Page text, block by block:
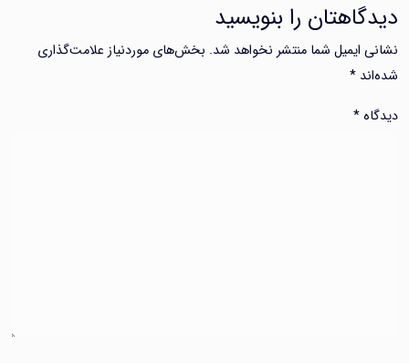
دیدگاهتان را بنویسید
نشانی ایمیل شما منتشر نخواهد شد. بخش‌های موردنیاز علامت‌گذاری
شده‌اند *
دیدگاه*